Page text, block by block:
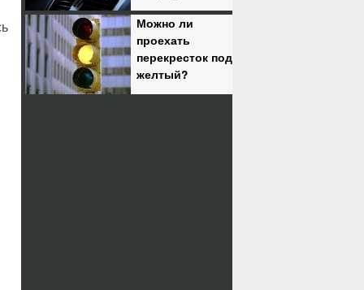
Можно ли
проехать
перекресток под
желтый?